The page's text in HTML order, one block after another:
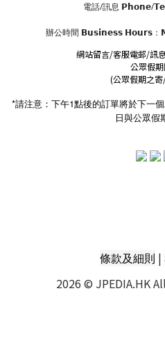
電話/訊息 𝗣𝗵𝗼𝗻𝗲/
辦公時間 𝗕𝘂𝘀𝗶𝗻𝗲𝘀𝘀 𝗛𝗼𝘂𝗿𝘀
網站留言/客服電郵/訊
公眾假
(公眾假期之
*請注意：下午1點後的訂單將於下一
日與公眾假
條款及細則 |
2026 © JPEDIA.HK